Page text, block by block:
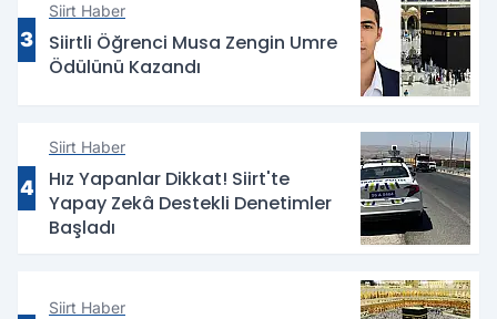
3
Siirt Haber
Siirtli Öğrenci Musa Zengin Umre
Ödülünü Kazandı
4
Siirt Haber
Hız Yapanlar Dikkat! Siirt'te
Yapay Zekâ Destekli Denetimler
Başladı
Siirt Haber